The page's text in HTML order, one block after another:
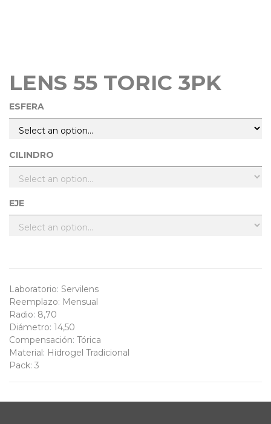
LENS 55 TORIC 3PK
ESFERA
CILINDRO
EJE
Laboratorio: Servilens
Reemplazo: Mensual
Radio: 8,70
Diámetro: 14,50
Compensación: Tórica
Material : Hidrogel Tradicional
Pack: 3